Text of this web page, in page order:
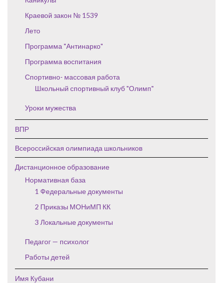
Краевой закон № 1539
Лето
Программа "Антинарко"
Программа воспитания
Спортивно- массовая работа
Школьный спортивный клуб "Олимп"
Уроки мужества
ВПР
Всероссийская олимпиада школьников
Дистанционное образование
Нормативная база
1 Федеральные документы
2 Приказы МОНиМП КК
3 Локальные документы
Педагог — психолог
Работы детей
Имя Кубани